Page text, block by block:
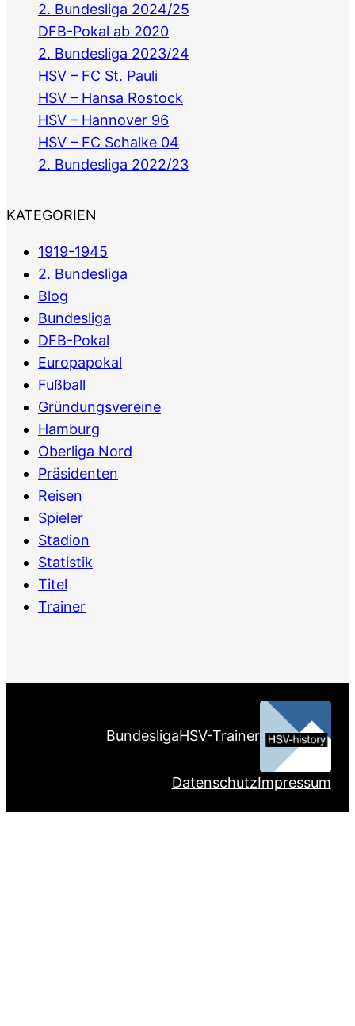
2. Bundesliga 2024/25
DFB-Pokal ab 2020
2. Bundesliga 2023/24
HSV – FC St. Pauli
HSV – Hansa Rostock
HSV – Hannover 96
HSV – FC Schalke 04
2. Bundesliga 2022/23
KATEGORIEN
1919-1945
2. Bundesliga
Blog
Bundesliga
DFB-Pokal
Europapokal
Fußball
Gründungsvereine
Hamburg
Oberliga Nord
Präsidenten
Reisen
Spieler
Stadion
Statistik
Titel
Trainer
BundesligaHSV-Trainer
DatenschutzImpressum